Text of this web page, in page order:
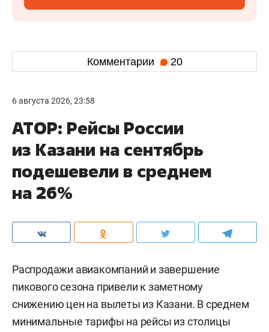
Комментарии 20
6 августа 2026, 23:58
АТОР: Рейсы России
из Казани на сентябрь
подешевели в среднем
на 26%
Распродажи авиакомпаний и завершение
пикового сезона привели к заметному
снижению цен на вылеты из Казани. В среднем
минимальные тарифы на рейсы из столицы